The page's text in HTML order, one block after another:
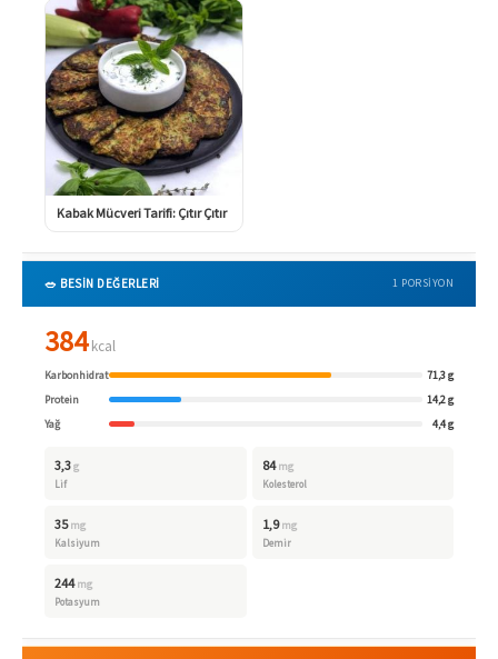
Kabak Mücveri Tarifi: Çıtır Çıtır
🥗 BESİN DEĞERLERİ 1 PORSIYON
384 kcal
Karbonhidrat
71,3 g
Protein
14,2 g
Yağ
4,4 g
3,3g
Lif
84 mg
Kolesterol
35 mg
Kalsiyum
1,9 mg
Demir
244 mg
Potasyum